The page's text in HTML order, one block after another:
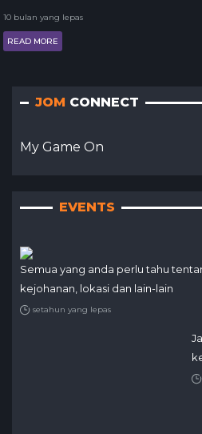
10 bulan yang lepas
READ MORE
JOM CONNECT
My Game On
EVENTS
Semua yang anda perlu tahu
kejohanan, lokasi dan lain-lain
setahun yang lepas